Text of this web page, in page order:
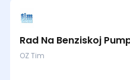
Rad Na Benziskoj
OZ Tim